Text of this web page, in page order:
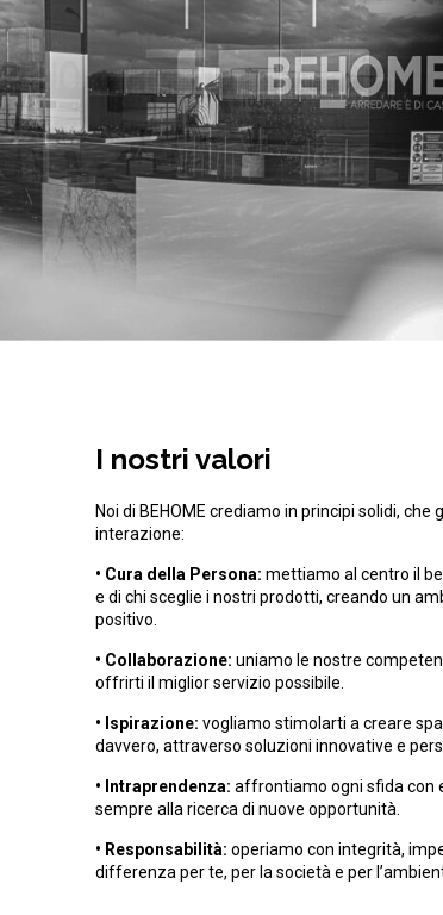
I nostri valori
Noi di BEHOME crediamo in principi solidi,
interazione:
• Cura della Persona: mettiamo al centro il
e di chi sceglie i nostri prodotti, creando un
positivo.
• Collaborazione: uniamo le nostre
offrirti il miglior servizio possibile.
• Ispirazione: vogliamo stimolarti a creare
davvero, attraverso soluzioni innovative e
• Intraprendenza: affrontiamo ogni sfida con
sempre alla ricerca di nuove opportunità.
• Responsabilità: operiamo con integrità,
differenza per te, per la società e per